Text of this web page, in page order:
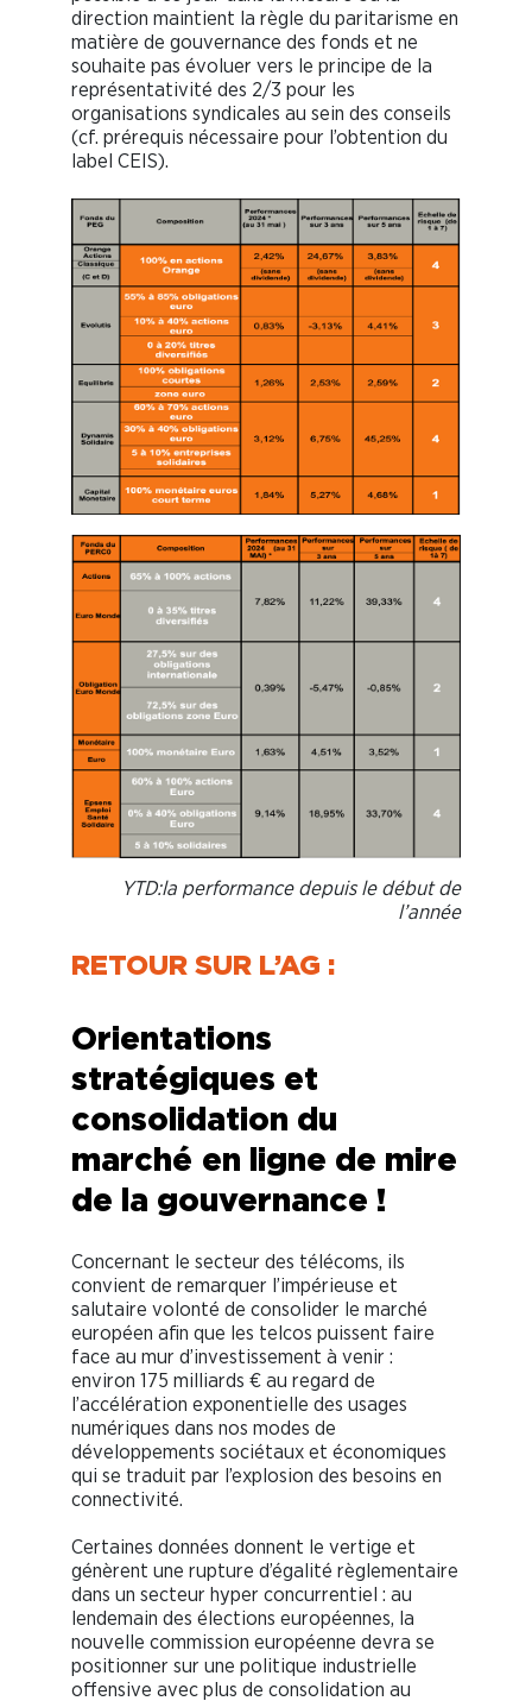
direction maintient la règle du paritarisme en
matière de gouvernance des fonds et ne
souhaite pas évoluer vers le principe de la
représentativité des 2/3 pour les
organisations syndicales au sein des conseils
(cf. prérequis nécessaire pour l’obtention du
label CEIS).
YTD:la performance depuis le début de
l’année
RETOUR SUR L’AG :
Orientations
stratégiques et
consolidation du
marché en ligne de mire
de la gouvernance !
Concernant le secteur des télécoms, ils
convient de remarquer l’impérieuse et
salutaire volonté de consolider le marché
européen afin que les telcos puissent faire
face au mur d’investissement à venir :
environ 175 milliards € au regard de
l’accélération exponentielle des usages
numériques dans nos modes de
développements sociétaux et économiques
qui se traduit par l’explosion des besoins en
connectivité.
Certaines données donnent le vertige et
génèrent une rupture d’égalité règlementaire
dans un secteur hyper concurrentiel : au
lendemain des élections européennes, la
nouvelle commission européenne devra se
positionner sur une politique industrielle
offensive avec plus de consolidation au